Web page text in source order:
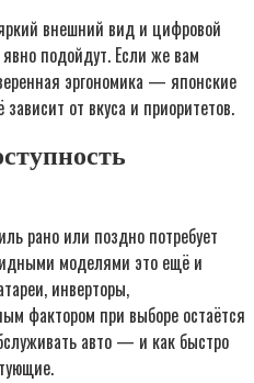
внешний вид и цифровой
подойдут. Если же вам
эргономика — японские
от вкуса и приоритетов.
рано или поздно потребует
моделями это ещё и
инверторы,
фактором при выборе остаётся
авто — и как быстро